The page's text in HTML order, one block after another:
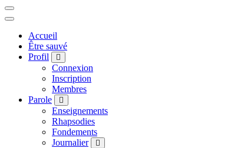
Accueil
Être sauvé
Profil
Connexion
Inscription
Membres
Parole
Enseignements
Rhapsodies
Fondements
Journalier